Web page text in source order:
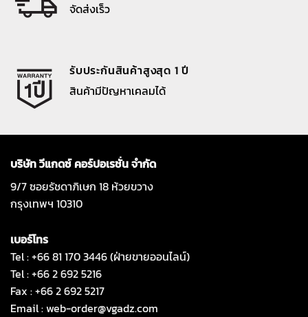
จัดส่งเร็ว
รับประกันสินค้าสูงสุด 1 ปี
สินค้ามีปัญหาเคลมได้
บริษัท วีแกดซ์ คอร์ปอเรชั่น จำกัด
9/7 ซอยรัชดาภิเษก 18 ห้วยขวาง
กรุงเทพฯ 10310
เบอร์โทร
Tel : +66 81 170 3446 (ฝ่ายขายออนไลน์)
Tel : +66 2 692 5216
Fax : +66 2 692 5217
Email :web-order@vgadz.com